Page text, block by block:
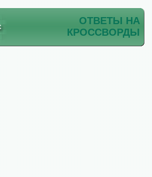
ОТВЕТЫ НА
КРОССВОРДЫ